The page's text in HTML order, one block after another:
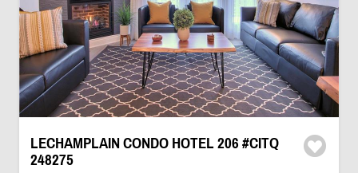
LECHAMPLAIN CONDO HOTEL 206 #CITQ
248275